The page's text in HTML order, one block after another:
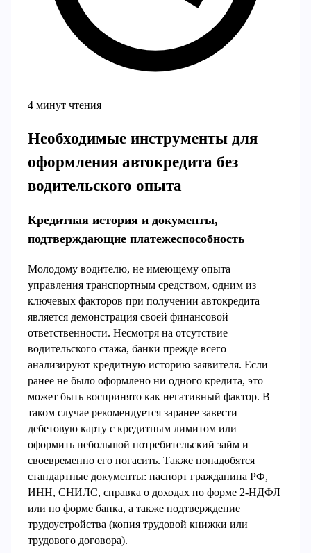
4 минут чтения
Необходимые инструменты для
оформления автокредита без
водительского опыта
Кредитная история и документы,
подтверждающие платежеспособность
Молодому водителю, не имеющему опыта
управления транспортным средством, одним из
ключевых факторов при получении автокредита
является демонстрация своей финансовой
ответственности. Несмотря на отсутствие
водительского стажа, банки прежде всего
анализируют кредитную историю заявителя. Если
ранее не было оформлено ни одного кредита, это
может быть воспринято как негативный фактор. В
таком случае рекомендуется заранее завести
дебетовую карту с кредитным лимитом или
оформить небольшой потребительский займ и
своевременно его погасить. Также понадобятся
стандартные документы: паспорт гражданина РФ,
ИНН, СНИЛС, справка о доходах по форме 2-НДФЛ
или по форме банка, а также подтверждение
трудоустройства (копия трудовой книжки или
трудового договора).